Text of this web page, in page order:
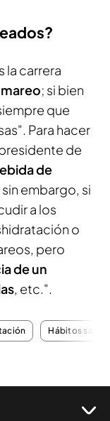
la carrera
; si bien
que
Para hacer
de
de
sin embargo, si
a los
o
pero
de un
, etc.".
Hábitos